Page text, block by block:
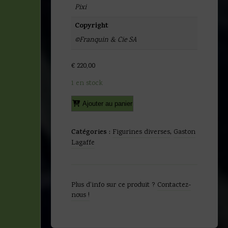
Pixi
Copyright
©Franquin & Cie SA
€ 220,00
1 en stock
quantité
de
-
Figurine
-
Pixi
Ajouter au panier
Catégories : Figurines diverses, Gaston
Lagaffe
Plus d'info sur ce produit ? Contactez-
nous !